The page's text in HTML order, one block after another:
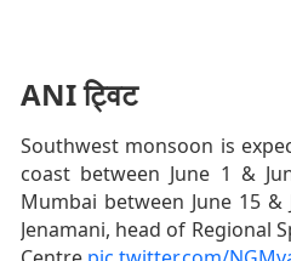
ANI ट्विट
Southwest monsoon is
coast between June 1 &
Mumbai between June 15 &
Jenamani, head of Regional